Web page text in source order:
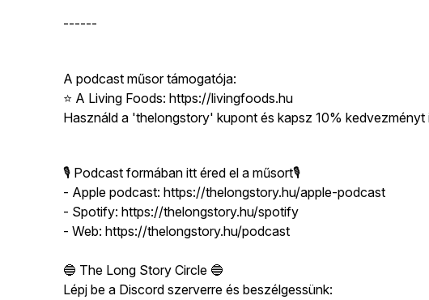
------
A podcast műsor támogatója:
⭐️ A Living Foods: https://livingfoods.hu
Használd a 'thelongstory' kupont és kapsz 10% kedvezményt
🎙 Podcast formában itt éred el a műsort🎙
- Apple podcast: https://thelongstory.hu/apple-podcast
- Spotify: https://thelongstory.hu/spotify
- Web: https://thelongstory.hu/podcast
🔵 The Long Story Circle 🔵
Lépj be a Discord szerverre és beszélgessünk: